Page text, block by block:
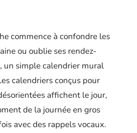
commence à confondre les
ou oublie ses rendez-
un simple calendrier mural
calendriers conçus pour
affichent le jour,
de la journée en gros
avec des rappels vocaux.